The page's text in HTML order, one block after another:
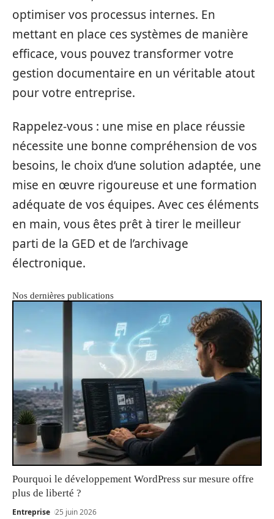
optimiser vos processus internes. En
mettant en place ces systèmes de manière
efficace, vous pouvez transformer votre
gestion documentaire en un véritable atout
pour votre entreprise.
Rappelez-vous : une mise en place réussie
nécessite une bonne compréhension de vos
besoins, le choix d’une solution adaptée, une
mise en œuvre rigoureuse et une formation
adéquate de vos équipes. Avec ces éléments
en main, vous êtes prêt à tirer le meilleur
parti de la GED et de l’archivage
électronique.
Nos dernières publications
Pourquoi le développement WordPress sur mesure offre
plus de liberté ?
Entreprise 25 juin 2026